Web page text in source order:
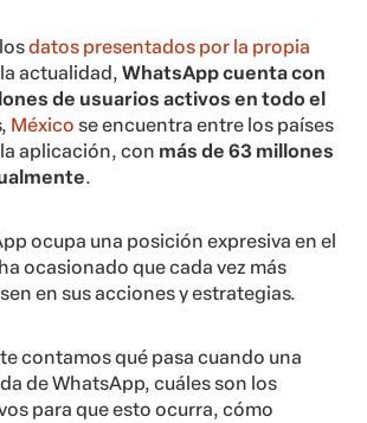
datos presentados por la propia
actualidad, WhatsApp cuenta con
de usuarios activos en todo el
México se encuentra entre los países
aplicación, con más de 63 millones
.
ocupa una posición expresiva en el
ocasionado que cada vez más
en sus acciones y estrategias.
contamos qué pasa cuando una
de WhatsApp, cuáles son los
para que esto ocurra, cómo